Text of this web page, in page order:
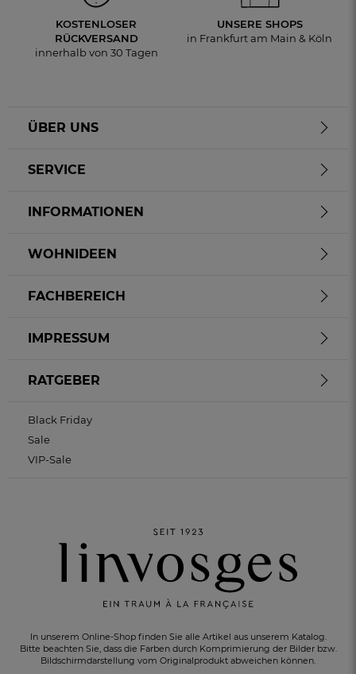
GRATIS-LIEFERUNG ab 90€ Bestellwert
KOSTENLOSER
RÜCKVERSAND
innerhalb von 30 Tagen
UNSERE SHOPS
in Frankfurt am Main & Köln
In unserem Online-Shop finden Sie alle Artikel aus unserem Katalog.
Bitte beachten Sie, dass die Farben durch Komprimierung der Bilder bzw.
Bildschirmdarstellung vom Originalprodukt abweichen können.
ÜBER UNS
SERVICE
INFORMATIONEN
WOHNIDEEN
FACHBEREICH
IMPRESSUM
RATGEBER
Black Friday
Sale
VIP-Sale